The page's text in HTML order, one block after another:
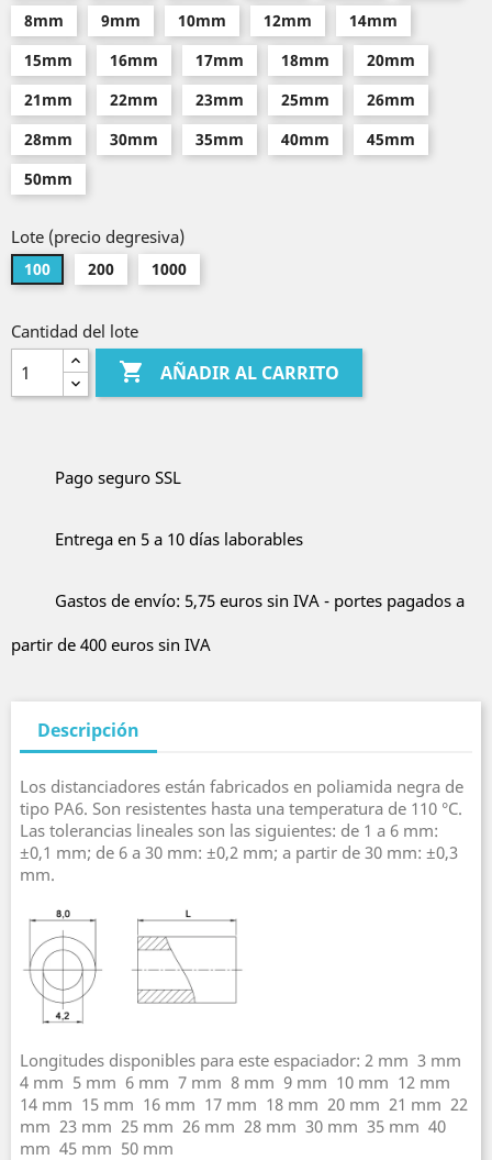
8mm
9mm 10mm 12mm
14mm
15mm
16mm 17mm 18mm
20mm
21mm
22mm 23mm 25mm
26mm
28mm
30mm 35mm 40mm
45mm
50mm
Lote (precio degresiva)
100 200 1000
Cantidad del lote
 AÑADIR AL CARRITO
Pago seguro SSL
Entrega en 5 a 10 días laborables
Gastos de envío: 5,75 euros sin IVA - portes pagados a
partir de 400 euros sin IVA
Descripción
Los distanciadores están fabricados en poliamida negra de
tipo PA6. Son resistentes hasta una temperatura de 110 °C.
Las tolerancias lineales son las siguientes: de 1 a 6 mm:
±0,1 mm; de 6 a 30 mm: ±0,2 mm; a partir de 30 mm: ±0,3
mm.
Longitudes disponibles para este espaciador: 2 mm  3 mm 
4 mm  5 mm  6 mm  7 mm  8 mm  9 mm  10 mm  12 mm 
14 mm  15 mm  16 mm  17 mm  18 mm  20 mm  21 mm  22
mm  23 mm  25 mm  26 mm  28 mm  30 mm  35 mm  40
mm  45 mm  50 mm